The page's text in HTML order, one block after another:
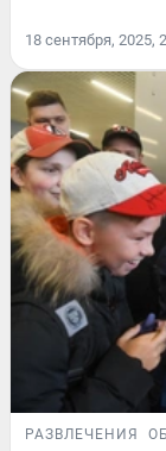
18 сентября, 2025,
РАЗВЛЕЧЕНИЯ